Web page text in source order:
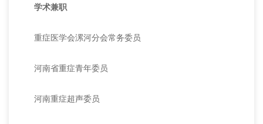
学术兼职
重症医学会漯河分会常务委员
河南省重症青年委员
河南重症超声委员